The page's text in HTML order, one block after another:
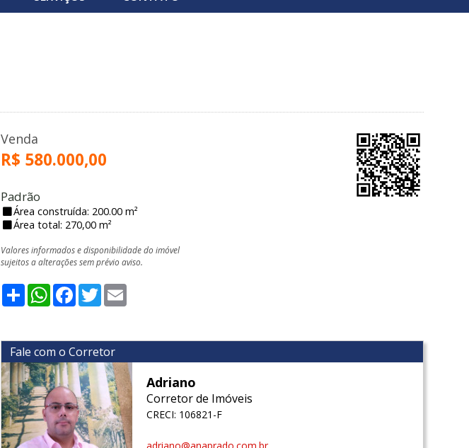
Venda
R$ 580.000,00
Padrão
Área construída: 200.00 m²
Área total: 270,00 m²
Valores informados e disponibilidade do imóvel
sujeitos a alterações sem prévio aviso.
ShareWhatsApp
Facebook
Twitter
Fale com o Corretor
Adriano
Corretor de Imóveis
CRECI: 106821-F
adriano@anaprado.com.br